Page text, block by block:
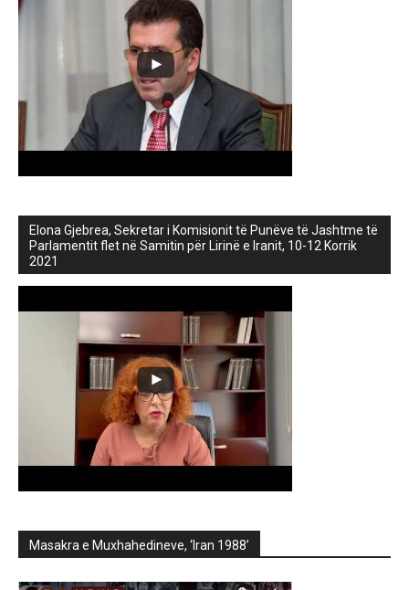
Elona Gjebrea, Sekretar i Komisionit të Punëve të Jashtme të
Parlamentit flet në Samitin për Lirinë e Iranit, 10-12 Korrik
2021
Masakra e Muxhahedineve, ‘Iran 1988’